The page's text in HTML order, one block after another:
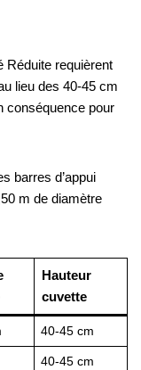
Réduite requièrent
lieu des 40-45 cm
conséquence pour
barres d’appui
m de diamètre
Hauteur
cuvette
40-45 cm
40-45 cm